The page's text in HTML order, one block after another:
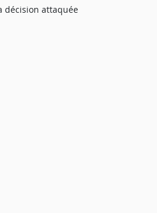
décision attaquée